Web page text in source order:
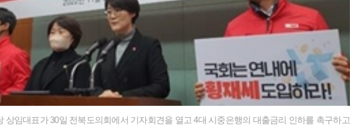
상임대표가 30일 전북도의회에서 기자회견을 열고 4대 시중은행의 대출금리 인하를 촉구하고